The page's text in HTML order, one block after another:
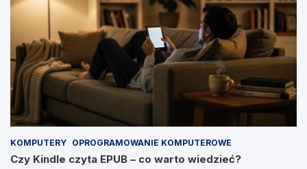
KOMPUTERY OPROGRAMOWANIE KOMPUTEROWE
Czy Kindle czyta EPUB – co warto wiedzieć?